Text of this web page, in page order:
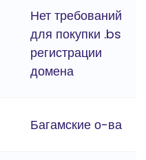
Нет требований
для покупки .bs
регистрации
домена
Багамские о-ва